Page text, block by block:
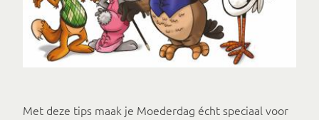
Met deze tips maak je Moederdag écht speciaal voor